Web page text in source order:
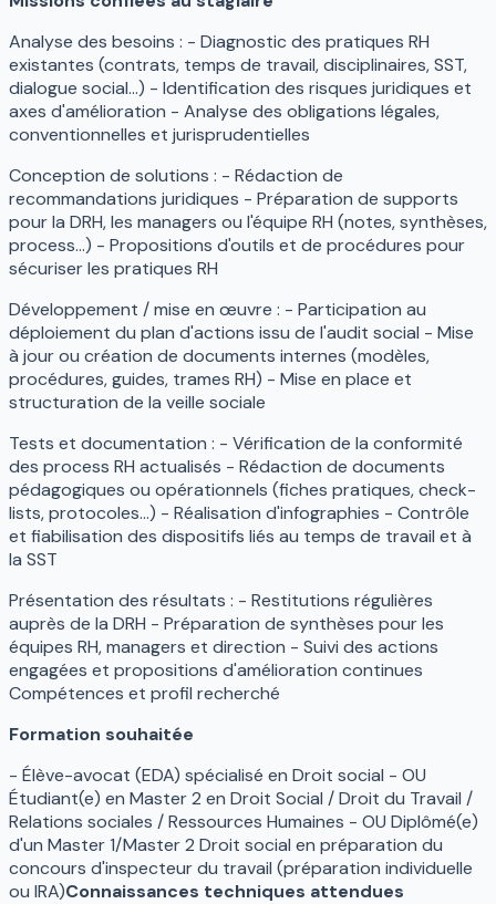
Analyse des besoins : - Diagnostic des pratiques RH
existantes (contrats, temps de travail, disciplinaires, SST,
dialogue social...) - Identification des risques juridiques et
axes d'amélioration - Analyse des obligations légales,
conventionnelles et jurisprudentielles
Conception de solutions : - Rédaction de
recommandations juridiques - Préparation de supports
pour la DRH, les managers ou l'équipe RH (notes, synthèses,
process...) - Propositions d'outils et de procédures pour
sécuriser les pratiques RH
Développement / mise en œuvre : - Participation au
déploiement du plan d'actions issu de l'audit social - Mise
à jour ou création de documents internes (modèles,
procédures, guides, trames RH) - Mise en place et
structuration de la veille sociale
Tests et documentation : - Vérification de la conformité
des process RH actualisés - Rédaction de documents
pédagogiques ou opérationnels (fiches pratiques, check-
lists, protocoles...) - Réalisation d'infographies - Contrôle
et fiabilisation des dispositifs liés au temps de travail et à
la SST
Présentation des résultats : - Restitutions régulières
auprès de la DRH - Préparation de synthèses pour les
équipes RH, managers et direction - Suivi des actions
engagées et propositions d'amélioration continues
Compétences et profil recherché
Formation souhaitée
- Élève-avocat (EDA) spécialisé en Droit social - OU
Étudiant(e) en Master 2 en Droit Social / Droit du Travail /
Relations sociales / Ressources Humaines - OU Diplômé(e)
d'un Master 1/Master 2 Droit social en préparation du
concours d'inspecteur du travail (préparation individuelle
ou IRA)Connaissances techniques attendues